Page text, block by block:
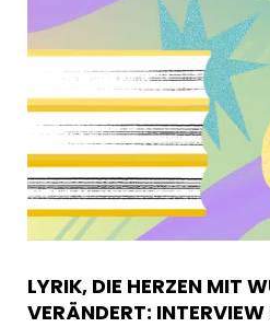
LYRIK, DIE HERZEN MIT
VERÄNDERT: